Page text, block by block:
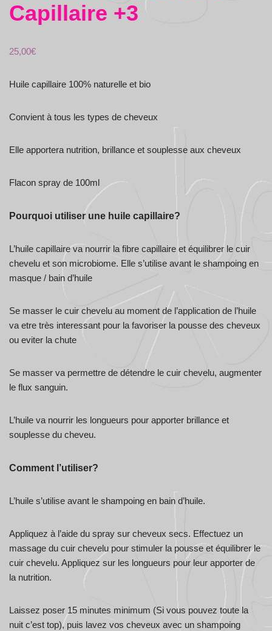
Capillaire +3
25,00€
Huile capillaire 100% naturelle et bio
Convient à tous les types de cheveux
Elle apportera nutrition, brillance et souplesse aux cheveux
Flacon spray de 100ml
Pourquoi utiliser une huile capillaire?
L’huile capillaire va nourrir la fibre capillaire et équilibrer le cuir
chevelu et son microbiome. Elle s’utilise avant le shampoing en
masque / bain d’huile
Se masser le cuir chevelu au moment de l’application de l’huile
va etre très interessant pour la favoriser la pousse des cheveux
ou eviter la chute
Se masser va permettre de détendre le cuir chevelu, augmenter
le flux sanguin.
L’huile va nourrir les longueurs pour apporter brillance et
souplesse du cheveu.
Comment l’utiliser?
L’huile s’utilise avant le shampoing en bain d’huile.
Appliquez à l’aide du spray sur cheveux secs. Effectuez un
massage du cuir chevelu pour stimuler la pousse et équilibrer le
cuir chevelu. Appliquez sur les longueurs pour leur apporter de
la nutrition.
Laissez poser 15 minutes minimum (Si vous pouvez toute la
nuit c’est top), puis lavez vos cheveux avec un shampoing